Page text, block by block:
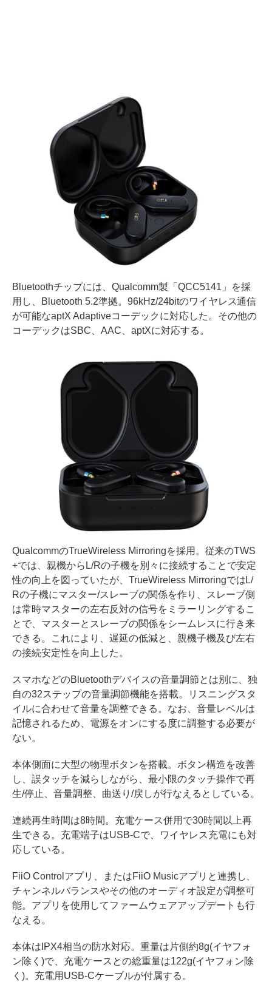
Bluetoothチップには、Qualcomm製「QCC5141」を採
用し、Bluetooth 5.2準拠。96kHz/24bitのワイヤレス通信
が可能なaptX Adaptiveコーデックに対応した。その他の
コーデックはSBC、AAC、aptXに対応する。
QualcommのTrueWireless Mirroringを採用。従来のTWS
+では、親機からL/Rの子機を別々に接続することで安定
性の向上を図っていたが、TrueWireless MirroringではL/
Rの子機にマスター/スレーブの関係を作り、スレーブ側
は常時マスターの左右反対の信号をミラーリングするこ
とで、マスターとスレーブの関係をシームレスに行き来
できる。これにより、遅延の低減と、親機子機及び左右
の接続安定性を向上した。
スマホなどのBluetoothデバイスの音量調節とは別に、独
自の32ステップの音量調節機能を搭載。リスニングスタ
イルに合わせて音量を調整できる。なお、音量レベルは
記憶されるため、電源をオンにする度に調整する必要が
ない。
本体側面に大型の物理ボタンを搭載。ボタン構造を改善
し、誤タッチを減らしながら、最小限のタッチ操作で再
生/停止、音量調整、曲送り/戻しが行なえるとしている。
連続再生時間は8時間。充電ケース併用で30時間以上再
生できる。充電端子はUSB-Cで、ワイヤレス充電にも対
応している。
FiiO Controlアプリ、またはFiiO Musicアプリと連携し、
チャンネルバランスやその他のオーディオ設定が調整可
能。アプリを使用してファームウェアアップデートも行
なえる。
本体はIPX4相当の防水対応。重量は片側約8g(イヤフォ
ン除く)で、充電ケースとの総重量は122g(イヤフォン除
く)。充電用USB-Cケーブルが付属する。